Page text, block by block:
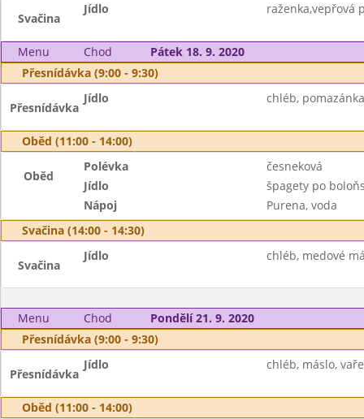
Svačina
Jídlo raženka,vepřová
Menu Chod
Pátek 18. 9. 2020
Přesnídávka (9:00 - 9:30)
Přesnídávka
Jídlo chléb,
Oběd (11:00 - 14:00)
Oběd
Polévka
česneková
Jídlo
špagety po
Nápoj
Purena, voda
Svačina (14:00 - 14:30)
Svačina
Jídlo chléb, medové
Menu Chod
Pondělí 21. 9. 2020
Přesnídávka (9:00 - 9:30)
Přesnídávka
Jídlo chléb, máslo,
Oběd (11:00 - 14:00)